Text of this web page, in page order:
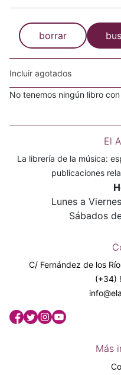
borrar
Incluir agotados
No tenemos ningún libro
El
La librería de la música:
publicaciones
Lunes a
Sábados
C/ Fernández de los
(+34)
Más